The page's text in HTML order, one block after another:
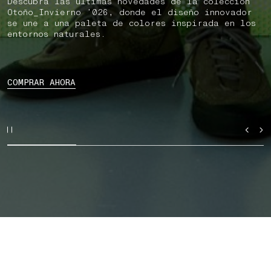
Otoño_Invierno ’026, donde el diseño innovador
se une a una paleta de colores inspirada en los
entornos naturales.
COMPRAR AHORA